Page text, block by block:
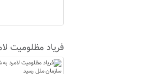
فریاد مظلومیت
حقوق بشر